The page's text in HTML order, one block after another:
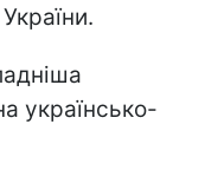
українсько-